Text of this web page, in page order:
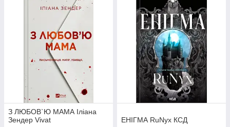
З ЛЮБОВ`Ю МАМА Іліана
Зендер Vivat
ЕНІГМА RuNyx КСД